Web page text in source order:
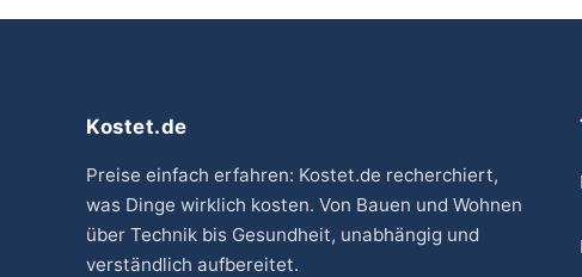
Kostet.de
Preise einfach erfahren: Kostet.de recherchiert,
was Dinge wirklich kosten. Von Bauen und Wohnen
über Technik bis Gesundheit, unabhängig und
verständlich aufbereitet.